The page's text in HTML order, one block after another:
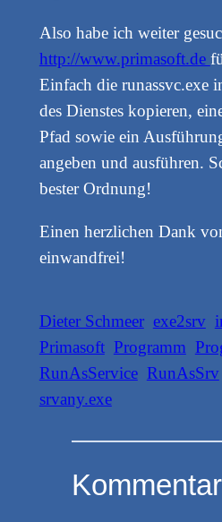
Also habe ich weiter
http://www.primasoft.de
Einfach die runassvc.exe
des Dienstes kopieren,
Pfad sowie ein
angeben und ausführen.
bester Ordnung!
Einen herzlichen Dank
einwandfrei!
Dieter Schmeer exe2srv
Primasoft Programm
RunAsService RunAsSrv
srvany.exe